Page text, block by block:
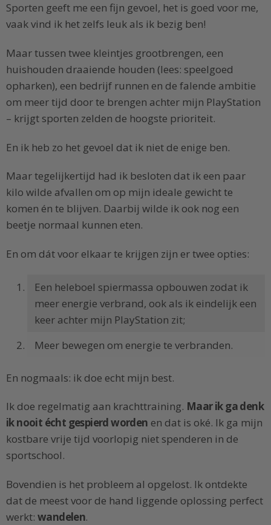
Sporten geeft me een fijn gevoel, het is goed voor me,
vaak vind ik het zelfs leuk als ik bezig ben!
Maar tussen twee kleintjes grootbrengen, een
huishouden draaiende houden (lees: speelgoed
opharken), een bedrijf runnen en de falende ambitie
om meer tijd door te brengen achter mijn PlayStation
– krijgt sporten zelden de hoogste prioriteit.
En ik heb zo het gevoel dat ik niet de enige ben.
Maar tegelijkertijd had ik besloten dat ik een paar
kilo wilde afvallen om op mijn ideale gewicht te
komen én te blijven. Daarbij wilde ik ook nog een
beetje normaal kunnen eten.
En om dát voor elkaar te krijgen zijn er twee opties:
Een heleboel spiermassa opbouwen zodat ik
meer energie verbrand, ook als ik eindelijk een
keer achter mijn PlayStation zit;
Meer bewegen om energie te verbranden.
En nogmaals: ik doe echt mijn best.
Ik doe regelmatig aan krachttraining. Maar ik ga denk
ik nooit écht gespierd worden en dat is oké. Ik ga mijn
kostbare vrije tijd voorlopig niet spenderen in de
sportschool.
Bovendien is het probleem al opgelost. Ik ontdekte
dat de meest voor de hand liggende oplossing perfect
werkt: wandelen.